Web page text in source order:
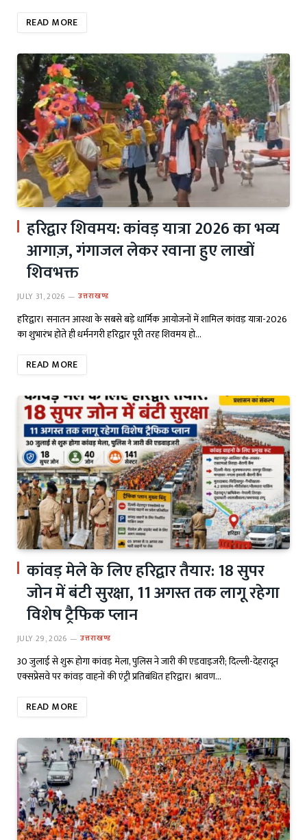
READ MORE
हरिद्वार शिवमय: कांवड़ यात्रा 2026 का भव्य
आगाज़, गंगाजल लेकर रवाना हुए लाखों
शिवभक्त
JULY 31, 2026 उत्तराखण्ड
हरिद्वार। सनातन आस्था के सबसे बड़े धार्मिक आयोजनों में शामिल कांवड़ यात्रा-2026
का शुभारंभ होते ही धर्मनगरी हरिद्वार पूरी तरह शिवमय हो…
READ MORE
कांवड़ मेले के लिए हरिद्वार तैयार: 18 सुपर
जोन में बंटी सुरक्षा, 11 अगस्त तक लागू रहेगा
विशेष ट्रैफिक प्लान
JULY 29, 2026 उत्तराखण्ड
30 जुलाई से शुरू होगा कांवड़ मेला, पुलिस ने जारी की एडवाइजरी; दिल्ली-देहरादून
एक्सप्रेसवे पर कांवड़ वाहनों की एंट्री प्रतिबंधित हरिद्वार। श्रावण…
READ MORE